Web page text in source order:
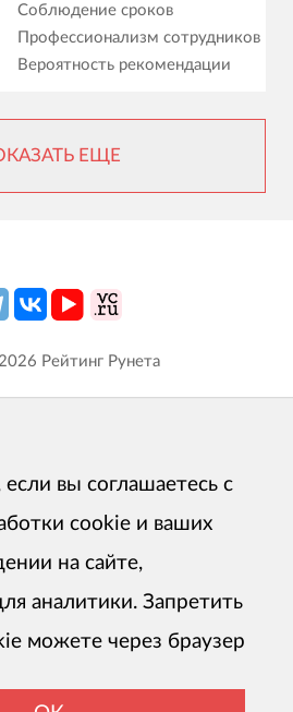
Соблюдение сроков
Профессионализм сотрудников
Вероятность рекомендации
ЕЩЕ
Рейтинг Рунета
вы соглашаетесь с
cookie и ваших
на сайте,
аналитики. Запретить
можете через браузер